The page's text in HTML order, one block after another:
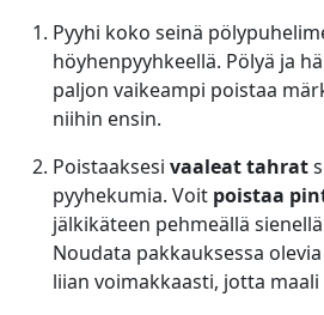
Pyyhi koko seinä
höyhenpyyhkeellä. Pölyä ja
paljon vaikeampi poistaa
niihin ensin.
Poistaaksesi vaaleat tahrat
pyyhekumia. Voit poistaa
jälkikäteen pehmeällä
Noudata pakkauksessa
liian voimakkaasti, jotta